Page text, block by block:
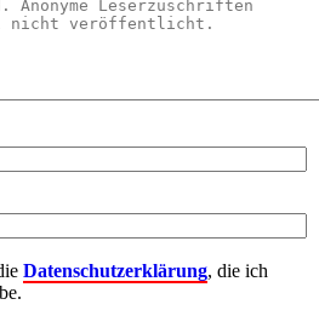
Datenschutzerklärung, die ich